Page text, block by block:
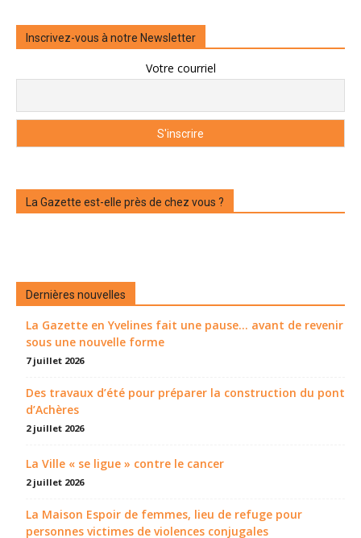
Inscrivez-vous à notre Newsletter
Votre courriel
La Gazette est-elle près de chez vous ?
Dernières nouvelles
La Gazette en Yvelines fait une pause... avant de revenir
sous une nouvelle forme
7 juillet 2026
Des travaux d’été pour préparer la construction du pont
d’Achères
2 juillet 2026
La Ville « se ligue » contre le cancer
2 juillet 2026
La Maison Espoir de femmes, lieu de refuge pour
personnes victimes de violences conjugales